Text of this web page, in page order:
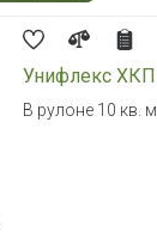
Унифлекс
В рулоне 10 кв.